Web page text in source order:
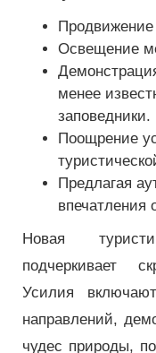
Продвижение
Освещение
менее
заповедники.
Поощрение
Предлагая
впечатления
Новая
подчеркивает
Усилия
направлений,
чудес природы,